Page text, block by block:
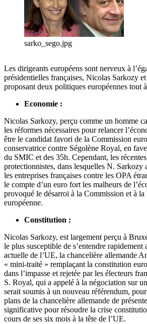
sarko_sego.jpg
Les dirigeants européens sont nerveux à
présidentielles françaises, Nicolas Sarkozy
proposant deux politiques européennes tout
Economie :
Nicolas Sarkozy, perçu comme un homme
les réformes nécessaires pour relancer
être le candidat favori de la Commission
conservatrice contre Ségolène Royal, en
du SMIC et des 35h. Cependant, les
protectionnistes, dans lesquelles N. Sarkozy
les entreprises françaises contre les OPA
le compte d’un euro fort les malheurs de
provoqué le désarroi à la Commission et à la
européenne.
Constitution :
Nicolas Sarkozy, est largement perçu à
le plus susceptible de s’entendre rapidement
actuelle de l’UE, la chancelière allemande
« mini-traité » remplaçant la constitution
dans l’impasse et rejetée par les électeurs
S. Royal, qui a appelé à la négociation sur
serait soumis à un nouveau référendum,
plans de la chancelière allemande de
significative pour résoudre la crise
cours de ses six mois à la tête de l’UE.